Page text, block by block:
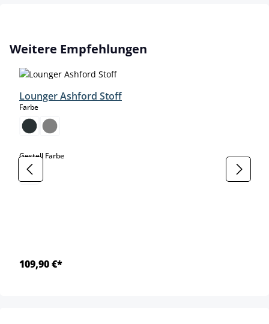
Produktgalerie überspringen
Weitere Empfehlungen
Lounger Ashford Stoff
Farbeauswählen
Gestell Farbeauswählen
109,90 €*